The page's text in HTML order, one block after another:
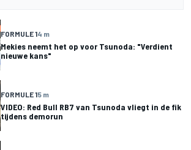
FORMULE 14 m
Mekies neemt het op voor Tsunoda: "Verdient
nieuwe kans"
FORMULE 15 m
VIDEO: Red Bull RB7 van Tsunoda vliegt in de fik
tijdens demorun